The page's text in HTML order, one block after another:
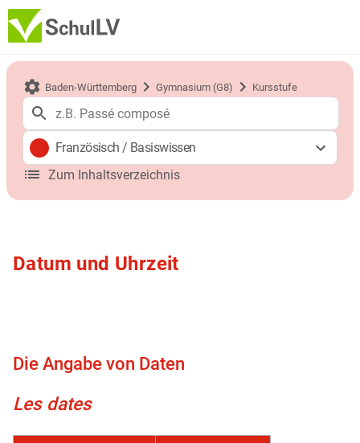
Baden-Württemberg Gymnasium (G8) Kursstufe
Französisch / Basiswissen
Zum Inhaltsverzeichnis
Datum und Uhrzeit
Die Angabe von Daten
Les dates